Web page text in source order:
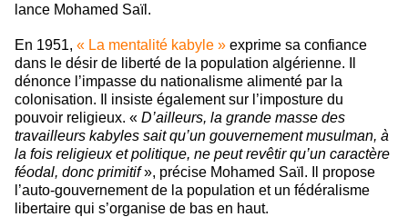
lance Mohamed Saïl.
En 1951, « La mentalité kabyle » exprime sa confiance
dans le désir de liberté de la population algérienne. Il
dénonce l’impasse du nationalisme alimenté par la
colonisation. Il insiste également sur l’imposture du
pouvoir religieux. « D’ailleurs, la grande masse des
travailleurs kabyles sait qu’un gouvernement musulman, à
la fois religieux et politique, ne peut revêtir qu’un caractère
féodal, donc primitif», précise Mohamed Saïl. Il propose
l’auto-gouvernement de la population et un fédéralisme
libertaire qui s’organise de bas en haut.